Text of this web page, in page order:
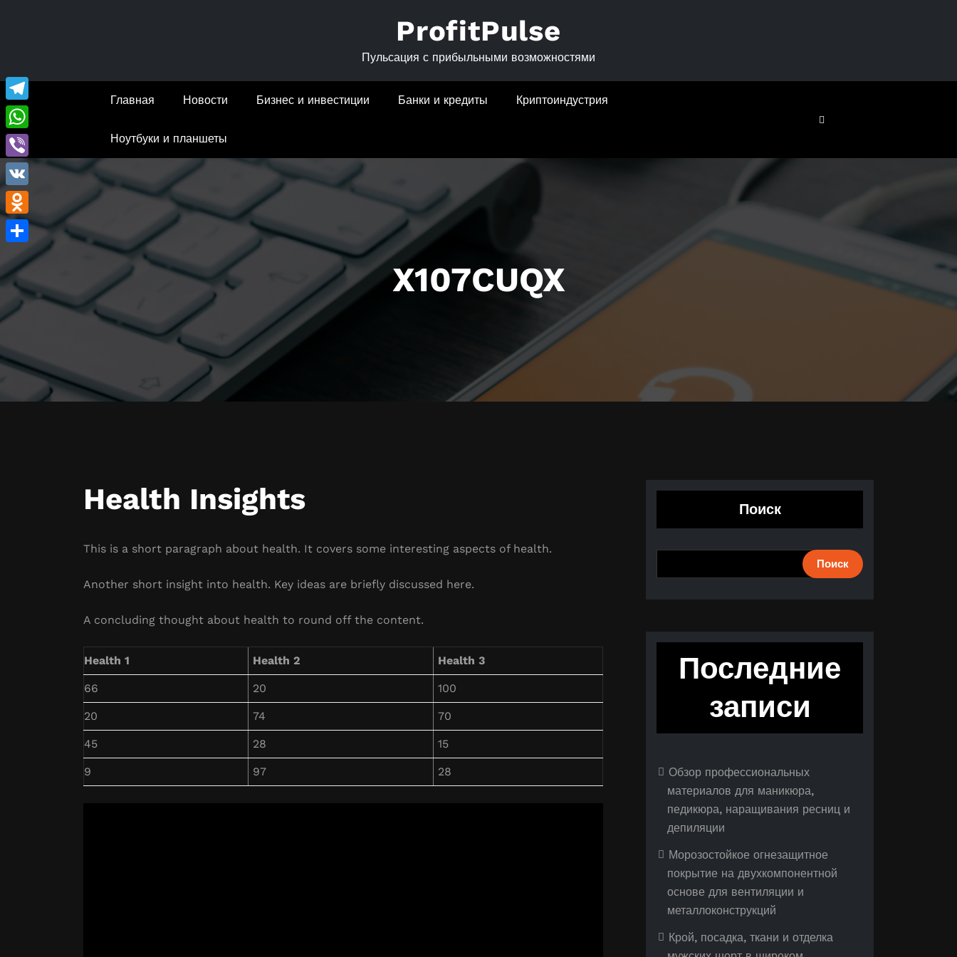
ProfitPulse
Пульсация с прибыльными возможностями
Главная Новости Бизнес и инвестиции Банки и кредиты Криптоиндустрия
Ноутбуки и планшеты
X107CUQX
Health Insights
This is a short paragraph about health. It covers some interesting aspects of health.
Another short insight into health. Key ideas are briefly discussed here.
A concluding thought about health to round off the content.
Health 1 Health 2 Health 3
66 20 100
20 74 70
45 28 15
9 97 28
Поиск
Поиск
Последние
записи
Обзор профессиональных
материалов для маникюра,
педикюра, наращивания ресниц и
депиляции
Морозостойкое огнезащитное
покрытие на двухкомпонентной
основе для вентиляции и
металлоконструкций
Крой, посадка, ткани и отделка
Telegram
WhatsApp
Viber
VK
Odnoklassniki
Отправить